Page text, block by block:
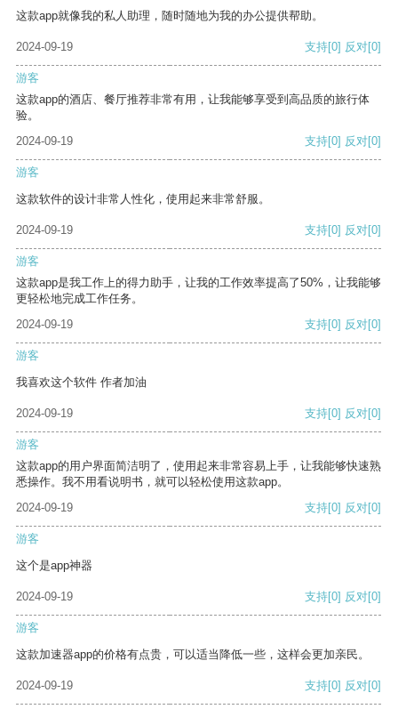
这款app就像我的私人助理，随时随地为我的办公提供帮助。
2024-09-19 支持[0] 反对[0]
游客
这款app的酒店、餐厅推荐非常有用，让我能够享受到高品质的旅行体
验。
2024-09-19
支持[0] 反对[0]
游客
这款软件的设计非常人性化，使用起来非常舒服。
2024-09-19 支持[0] 反对[0]
游客
这款app是我工作上的得力助手，让我的工作效率提高了50%，让我能够
更轻松地完成工作任务。
2024-09-19
支持[0] 反对[0]
游客
我喜欢这个软件 作者加油
2024-09-19 支持[0] 反对[0]
游客
这款app的用户界面简洁明了，使用起来非常容易上手，让我能够快速熟
悉操作。我不用看说明书，就可以轻松使用这款app。
2024-09-19
支持[0] 反对[0]
游客
这个是app神器
2024-09-19 支持[0] 反对[0]
游客
这款加速器app的价格有点贵，可以适当降低一些，这样会更加亲民。
2024-09-19 支持[0] 反对[0]